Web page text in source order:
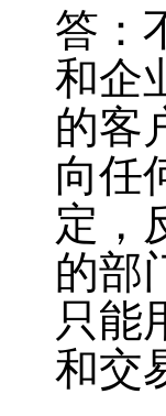
答：
和企
的客
向任
定，
的部
只能
和交